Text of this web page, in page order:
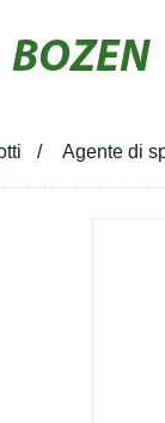
BOZEN
Agente di